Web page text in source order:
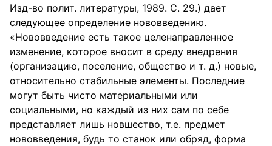
Изд-во полит. литературы, 1989. С. 29.) дает
следующее определение нововведению.
«Нововведение есть такое целенаправленное
изменение, которое вносит в среду внедрения
(организацию, поселение, общество и т. д.) новые,
относительно стабильные элементы. Последние
могут быть чисто материальными или
социальными, но каждый из них сам по себе
представляет лишь новшество, т.е. предмет
нововведения, будь то станок или обряд, форма